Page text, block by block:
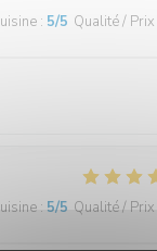
: 5/5 Qualité / Prix
: 5/5 Qualité / Prix